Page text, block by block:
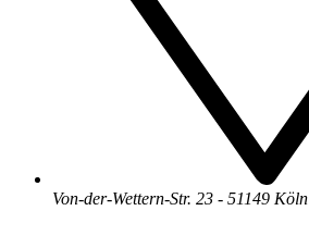
Von-der-Wettern-Str. 23 - 51149 Köln